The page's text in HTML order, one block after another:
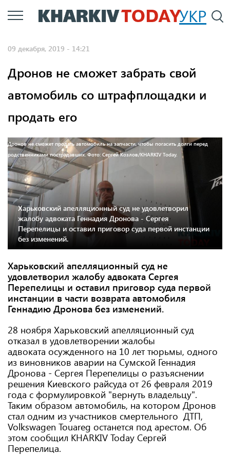
Перейти
к
УКР
09 декабря, 2019 - 14:21
Дронов не сможет забрать свой
автомобиль со штрафплощадки и
продать его
Дронов не сможет продать автомобиль на запчасти, чтобы погасить долги перед
родственниками пострадавших. Фото: Сергей Козлов/KHARKIV Today.
Харьковский апелляционный суд не удовлетворил
жалобу адвоката Геннадия Дронова - Сергея
Перепелицы и оставил приговор суда первой инстанции
без изменений.
Харьковский апелляционный суд не
удовлетворил жалобу адвоката Сергея
Перепелицы и оставил приговор суда первой
инстанции в части возврата автомобиля
Геннадию Дронова без изменений.
28 ноября Харьковский апелляционный суд
отказал в удовлетворении жалобы
адвоката осужденного на 10 лет тюрьмы, одного
из виновников аварии на Сумской Геннадия
Дронова - Сергея Перепелицы о разъяснении
решения Киевского райсуда от 26 февраля 2019
года с формулировкой "вернуть владельцу".
Таким образом автомобиль, на котором Дронов
стал одним из участников смертельного ДТП,
Volkswagen Touareg останется под арестом. Об
этом сообщил KHARKIV Today Сергей
Перепелица.